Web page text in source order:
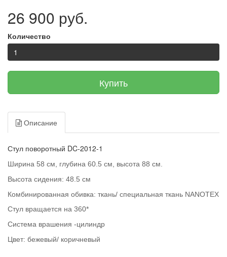
26 900 руб.
Количество
Купить
Описание
Стул поворотный DC-2012-1
Ширина 58 см, глубина 60.5 см, высота 88 см.
Высота сидения: 48.5 см
Комбинированная обивка: ткань/ специальная ткань NANOTEX
Стул вращается на 360*
Система врашения -цилиндр
Цвет: бежевый/ коричневый